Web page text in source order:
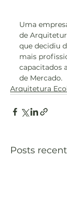
Uma
de
que decidiu
mais
capacitados
de Mercado.
Arquitetura
Posts